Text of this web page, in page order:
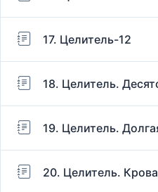
17. Целитель-12
18. Целитель.
19. Целитель.
20. Целитель.